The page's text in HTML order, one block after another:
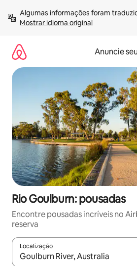
para
Mostrar idioma original
Anuncie
Rio Goulburn: pousadas
Encontre pousadas incríveis no
reserva
Localização
Quando os resultados estiverem